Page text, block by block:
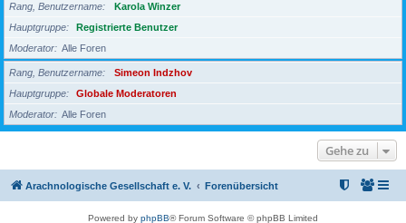
Rang, Benutzername
Karola Winzer
Hauptgruppe
Registrierte Benutzer
Moderator
Alle Foren
Rang, Benutzername
Simeon Indzhov
Hauptgruppe
Globale Moderatoren
Moderator
Alle Foren
Gehe zu
Arachnologische Gesellschaft e. V. Forenübersicht
Powered by phpBB® Forum Software © phpBB Limited